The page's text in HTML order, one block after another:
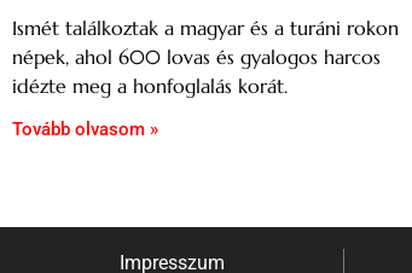
Ismét találkoztak a magyar és a turáni rokon
népek, ahol 600 lovas és gyalogos harcos
idézte meg a honfoglalás korát.
Tovább olvasom »
Impresszum